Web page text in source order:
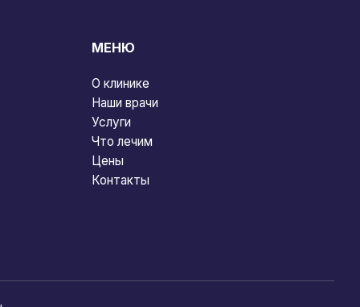
МЕНЮ
О клинике
Наши врачи
Услуги
Что лечим
Цены
Контакты